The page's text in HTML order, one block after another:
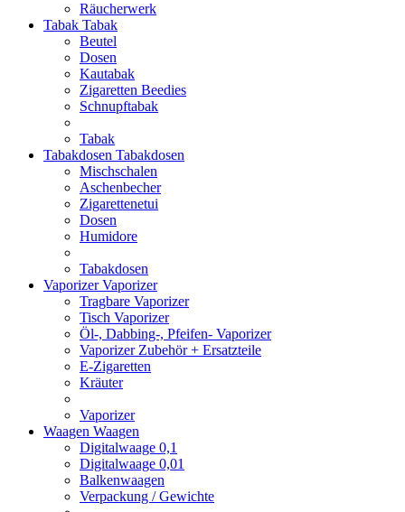
Räucherwerk
Tabak Tabak
Beutel
Dosen
Kautabak
Zigaretten Beedies
Schnupftabak
Tabak
Tabakdosen Tabakdosen
Mischschalen
Aschenbecher
Zigarettenetui
Dosen
Humidore
Tabakdosen
VaporizerVaporizer
Tragbare Vaporizer
Tisch Vaporizer
Öl-, Dabbing-, Pfeifen- Vaporizer
Vaporizer Zubehör + Ersatzteile
E-Zigaretten
Kräuter
Vaporizer
Waagen Waagen
Digitalwaage 0,1
Digitalwaage 0,01
Balkenwaagen
Verpackung / Gewichte